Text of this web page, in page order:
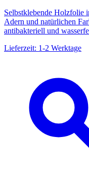
Selbstklebende Holzfolie
Adern und natürlichen
antibakteriell und
Lieferzeit: 1-2 Werktage